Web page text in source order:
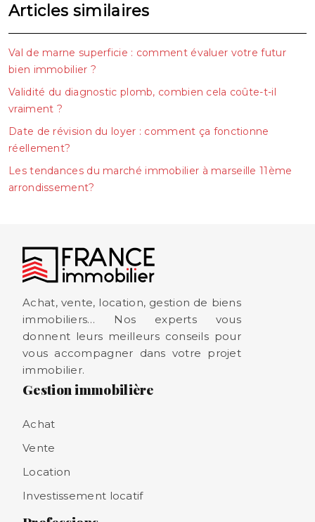
Articles similaires
Val de marne superficie : comment évaluer votre futur
bien immobilier ?
Validité du diagnostic plomb, combien cela coûte-t-il
vraiment ?
Date de révision du loyer : comment ça fonctionne
réellement?
Les tendances du marché immobilier à marseille 11ème
arrondissement?
Achat, vente, location, gestion de biens
immobiliers… Nos experts vous
donnent leurs meilleurs conseils pour
vous accompagner dans votre projet
immobilier.
Gestion immobilière
Achat
Vente
Location
Investissement locatif